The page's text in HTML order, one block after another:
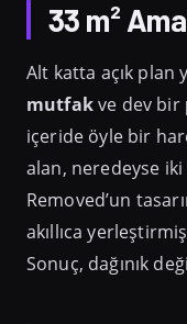
33 m²
Alt katta açık plan
mutfakve dev bir
içeride öyle bir
alan, neredeyse
Removed’un
akıllıca
Sonuç, dağınık